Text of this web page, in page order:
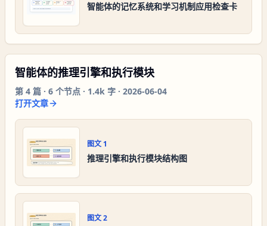
智能体的记忆系统和学习机制应用检查卡
智能体的推理引擎和执行模块
第 4 篇 · 6 个节点 · 1.4k 字 · 2026-06-04
打开文章
图文 1
推理引擎和执行模块结构图
图文2